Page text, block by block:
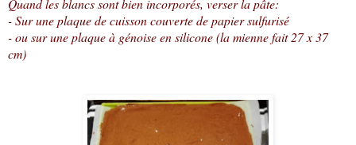
Quand les blancs sont bien incorporés, verser la pâte:
- Sur une plaque de cuisson couverte de papier sulfurisé
- ou sur une plaque à génoise en silicone (la mienne fait 27 x 37
cm)